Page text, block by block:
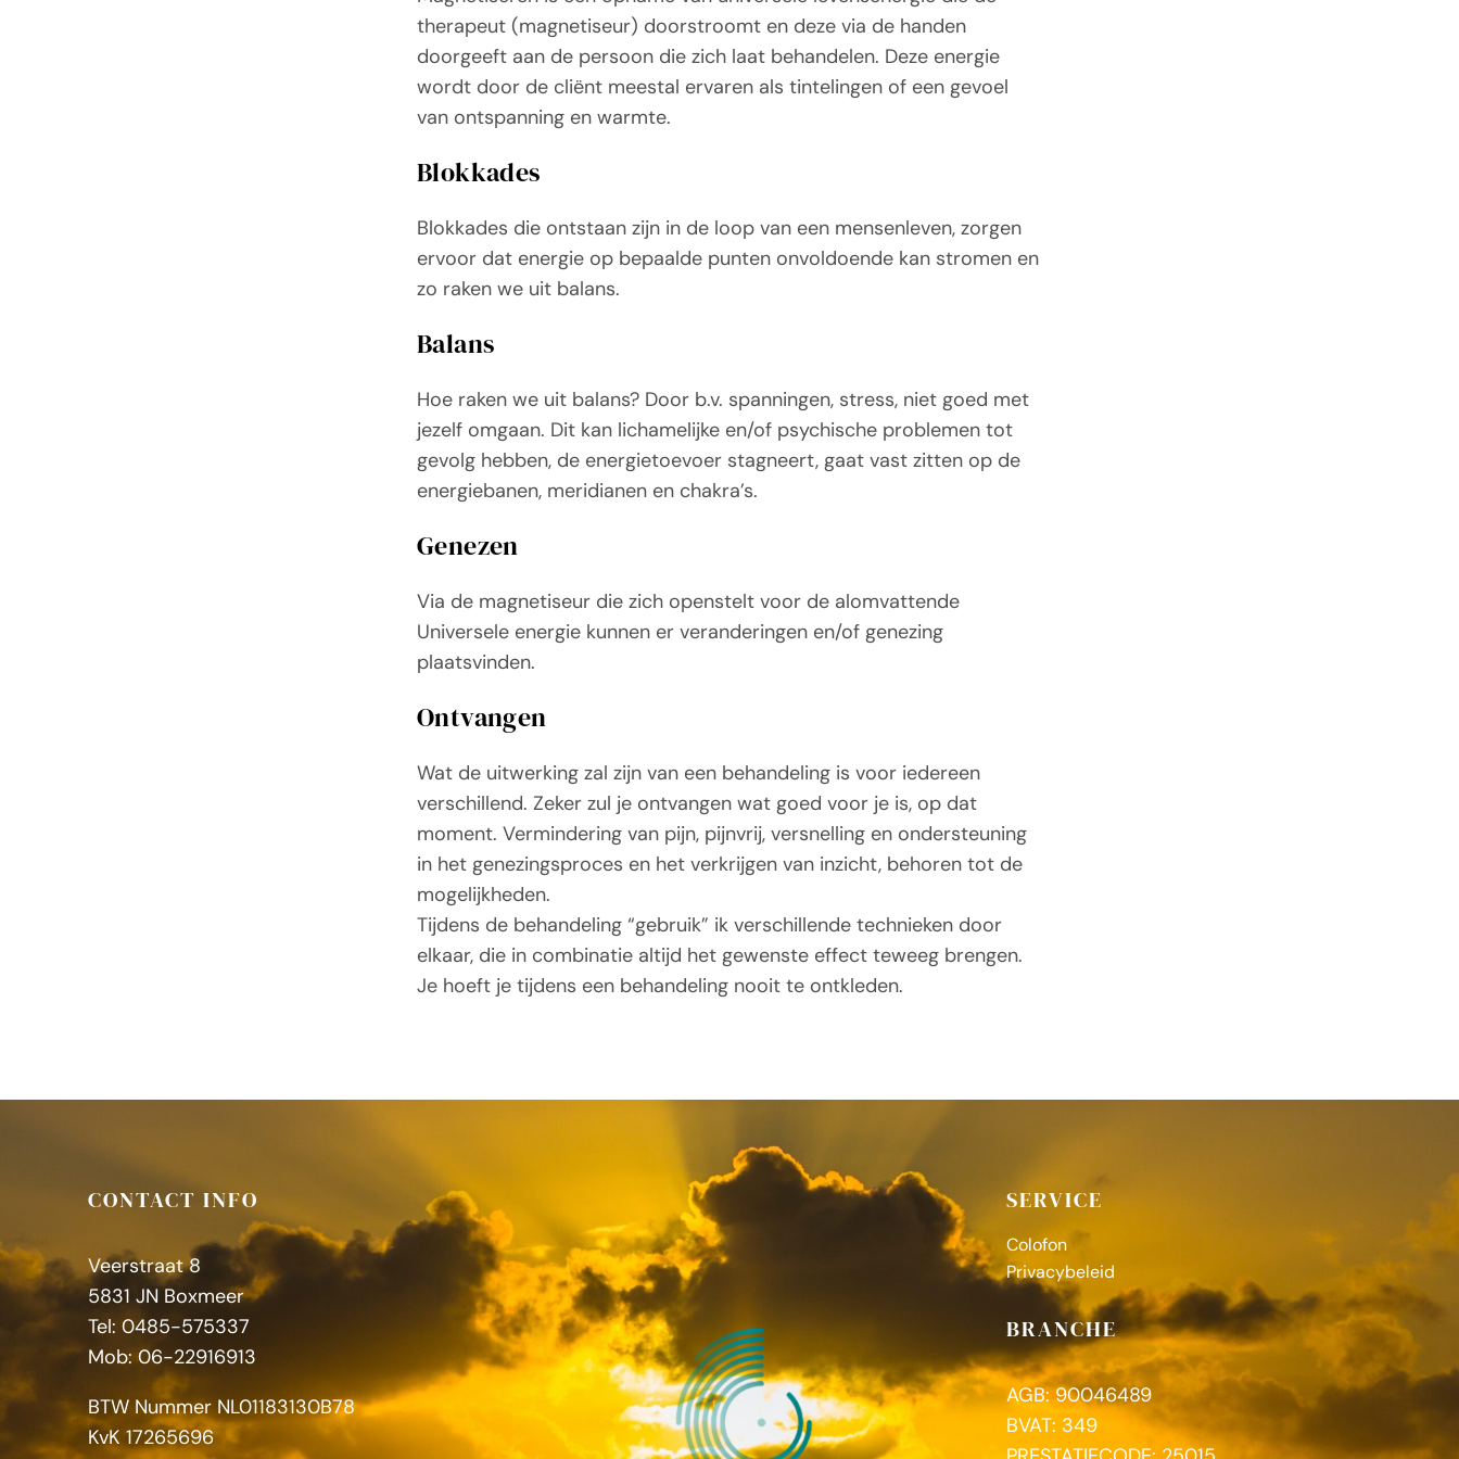
therapeut (magnetiseur) doorstroomt en deze via de handen
doorgeeft aan de persoon die zich laat behandelen. Deze energie
wordt door de cliënt meestal ervaren als tintelingen of een gevoel
van ontspanning en warmte.
Blokkades
Blokkades die ontstaan zijn in de loop van een mensenleven, zorgen
ervoor dat energie op bepaalde punten onvoldoende kan stromen en
zo raken we uit balans.
Balans
Hoe raken we uit balans? Door b.v. spanningen, stress, niet goed met
jezelf omgaan. Dit kan lichamelijke en/of psychische problemen tot
gevolg hebben, de energietoevoer stagneert, gaat vast zitten op de
energiebanen, meridianen en chakra’s.
Genezen
Via de magnetiseur die zich openstelt voor de alomvattende
Universele energie kunnen er veranderingen en/of genezing
plaatsvinden.
Ontvangen
Wat de uitwerking zal zijn van een behandeling is voor iedereen
verschillend. Zeker zul je ontvangen wat goed voor je is, op dat
moment. Vermindering van pijn, pijnvrij, versnelling en ondersteuning
in het genezingsproces en het verkrijgen van inzicht, behoren tot de
mogelijkheden.
Tijdens de behandeling “gebruik” ik verschillende technieken door
elkaar, die in combinatie altijd het gewenste effect teweeg brengen.
Je hoeft je tijdens een behandeling nooit te ontkleden.
CONTACT INFO
Veerstraat 8
5831 JN Boxmeer
Tel: 0485-575337
Mob: 06-22916913
BTW Nummer NL01183130B78
KvK 17265696
SERVICE
Colofon
Privacybeleid
BRANCHE
AGB: 90046489
BVAT: 349